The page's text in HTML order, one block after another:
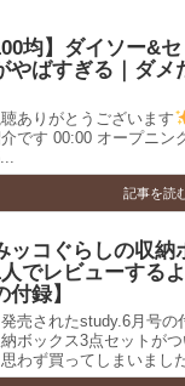
均】ダイソー&
やばすぎる｜ダメ
聴ありがとうございます
です 00:00 オープニン
記事を読
ッコぐらしの収納
でレビューする
付録】
売されたstudy.6月号の
ボックス3点セットが
わず買ってしまいまし